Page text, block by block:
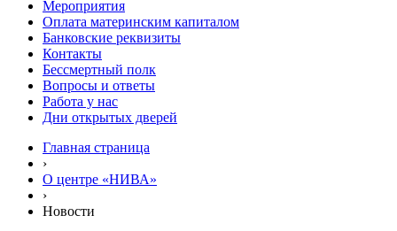
Мероприятия
Оплата материнским капиталом
Банковские реквизиты
Контакты
Бессмертный полк
Вопросы и ответы
Работа у нас
Дни открытых дверей
Главная страница
›
О центре «НИВА»
›
Новости